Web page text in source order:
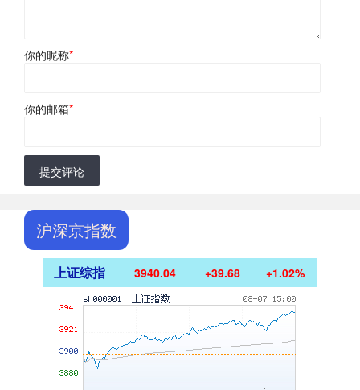
你的昵称*
你的邮箱*
提交评论
沪深京指数
上证综指 3940.04 +39.68 +1.02%